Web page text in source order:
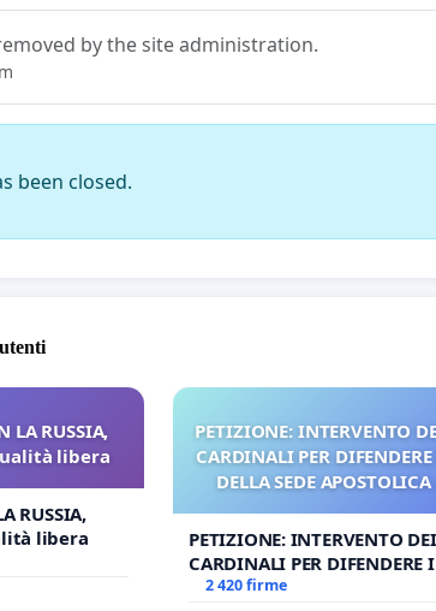
by the site administration.
been closed.
LA RUSSIA,
libera
RUSSIA,
libera
PETIZIONE: INTERVENTO
CARDINALI PER
DELLA SEDE
PETIZIONE: INTERVENTO
CARDINALI PER DIFENDERE
DELLA SEDE APOSTOLICA
2 420 firme